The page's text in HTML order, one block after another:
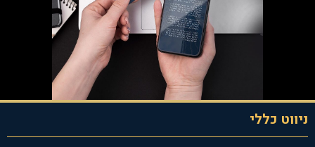
ניווט כללי